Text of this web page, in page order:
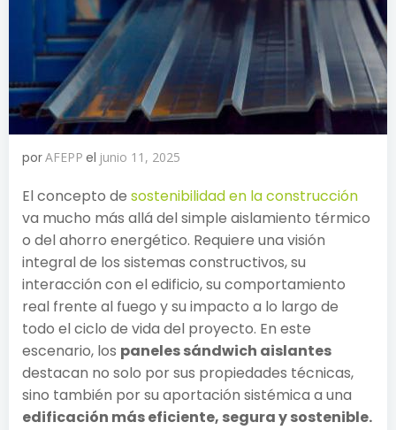
porAFEPP el junio 11, 2025
El concepto de sostenibilidad en la construcción
va mucho más allá del simple aislamiento térmico
o del ahorro energético. Requiere una visión
integral de los sistemas constructivos, su
interacción con el edificio, su comportamiento
real frente al fuego y su impacto a lo largo de
todo el ciclo de vida del proyecto. En este
escenario, los paneles sándwich aislantes
destacan no solo por sus propiedades técnicas,
sino también por su aportación sistémica a una
edificación más eficiente, segura y sostenible.